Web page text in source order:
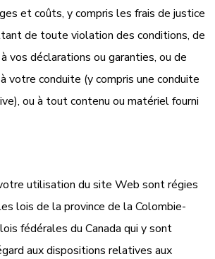
et coûts, y compris les frais de justice
de toute violation des conditions, de
vos déclarations ou garanties, ou de
votre conduite (y compris une conduite
ou à tout contenu ou matériel fourni
utilisation du site Web sont régies
lois de la province de la Colombie-
fédérales du Canada qui y sont
aux dispositions relatives aux